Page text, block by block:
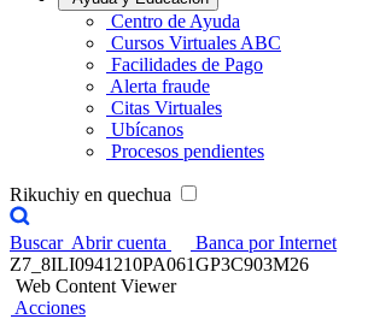
Centro de Ayuda
Cursos Virtuales ABC
Facilidades de Pago
Alerta fraude
Citas Virtuales
Ubícanos
Procesos pendientes
Rikuchiy en quechua
Buscar Abrir cuenta
Banca por Internet
Z7_8ILI0941210PA061GP3C903M26
Web Content Viewer
Acciones